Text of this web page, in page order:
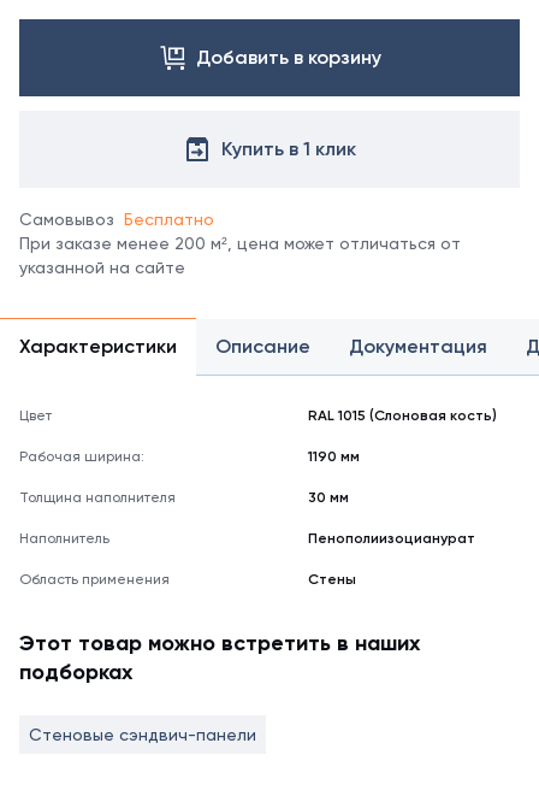
цвета
в
цветов
цвета
на
мониторе
не
полностью
Добавить в корзину
Купить в 1 клик
Самовывоз Бесплатно
При заказе менее 200 м², цена может отличаться от
указанной на сайте
Характеристики Описание Документация
Цвет RAL 1015 (Слоновая кость)
Рабочая ширина: 1190 мм
Толщина наполнителя 30 мм
Наполнитель Пенополиизоцианурат
Область применения Стены
Этот товар можно встретить в наших
подборках
Стеновые сэндвич-панели